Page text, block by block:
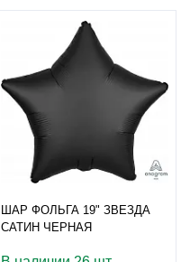
ШАР ФОЛЬГА 19" ЗВЕЗДА
САТИН ЧЕРНАЯ